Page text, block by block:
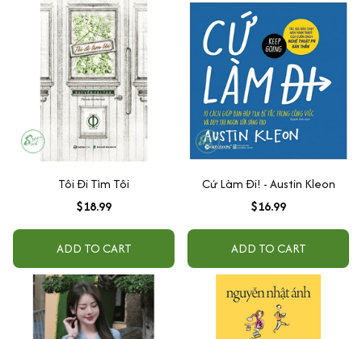
Tôi Đi Tìm Tôi
$18.99
ADD TO CART
Cứ Làm Đi! - Austin Kleon
$16.99
ADD TO CART